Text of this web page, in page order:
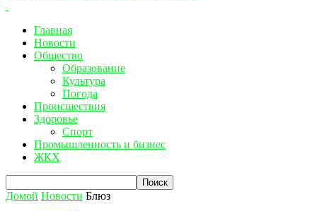
Главная
Новости
Общество
Образование
Культура
Погода
Происшествия
Здоровье
Спорт
Промышленность и бизнес
ЖКХ
Домой Новости Блюз